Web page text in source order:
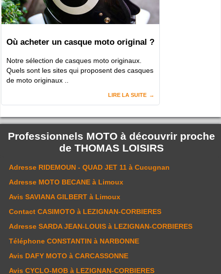
Où acheter un casque moto original ?
Notre sélection de casques moto originaux.
Quels sont les sites qui proposent des casques
de moto originaux ..
LIRE LA SUITE
Professionnels MOTO à découvrir proche
de THOMAS LOISIRS
Adresse RIDEMOUN - QUAD JET 11 à Cucugnan
Adresse MOTO BECANE à Limoux
Avis SAVIANA GILBERT à Limoux
Contact CASIMOTO à LEZIGNAN-CORBIERES
Adresse SARDA JEAN-LOUIS à LEZIGNAN-CORBIERES
Téléphone CONSTANTIN à NARBONNE
Avis DAFY MOTO à CARCASSONNE
Avis CYCLO-MOB à LEZIGNAN-CORBIERES